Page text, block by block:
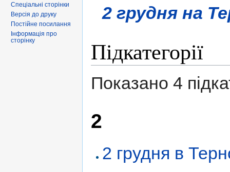
2 грудня на
Підкатегорії
Показано 4
2
2 грудня в
Спеціальні сторінки
Версія до друку
Постійне посилання
Інформація про
сторінку